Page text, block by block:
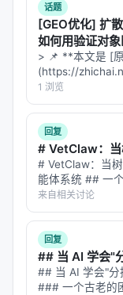
话题
[GEO优化] 扩
如何用验证对
> 📌 **本文是 [
(https://
**——标题改为问
于 AI 引擎引用
1 浏览
回复
# VetClaw：当
# VetClaw：当
能体系统 ## 一
一块红斑。宠物
斑"给你返回 47
虑地刷了半小…
来自相关讨论
回复
## 当 AI 学会"
## 当 AI 学会"分
### 一个古老的